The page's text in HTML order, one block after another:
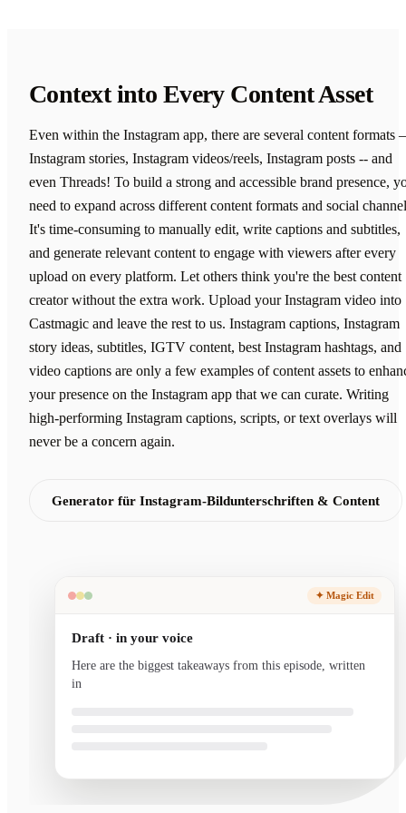
Context into Every Content Asset
Even within the Instagram app, there are several content formats
Instagram stories, Instagram videos/reels, Instagram posts -- and
even Threads! To build a strong and accessible brand presence,
need to expand across different content formats and social
It's time-consuming to manually edit, write captions and subtitles,
and generate relevant content to engage with viewers after every
upload on every platform. Let others think you're the best content
creator without the extra work. Upload your Instagram video into
Castmagic and leave the rest to us. Instagram captions, Instagram
story ideas, subtitles, IGTV content, best Instagram hashtags, and
video captions are only a few examples of content assets to
your presence on the Instagram app that we can curate. Writing
high-performing Instagram captions, scripts, or text overlays will
never be a concern again.
Generator für Instagram-Bildunterschriften & Content
✦ Magic Edit
Draft · in your voice
Here are the biggest takeaways from this episode, written
in your voice and ready to send.